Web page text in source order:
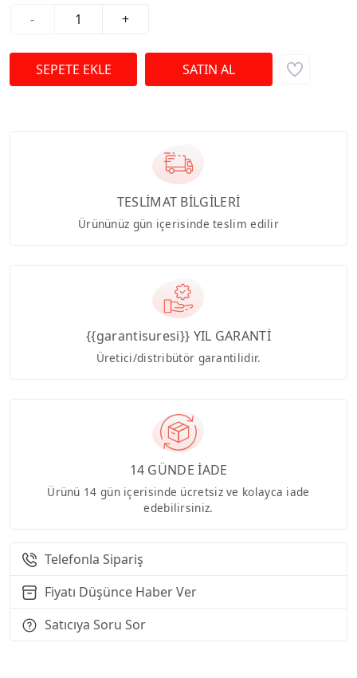
-
+
TESLİMAT BİLGİLERİ
Ürününüz gün içerisinde teslim edilir
{{garantisuresi}} YIL GARANTİ
Üretici/distribütör garantilidir.
14 GÜNDE İADE
Ürünü 14 gün içerisinde ücretsiz ve kolayca iade
edebilirsiniz.
Telefonla Sipariş
Fiyatı Düşünce Haber Ver
Satıcıya Soru Sor